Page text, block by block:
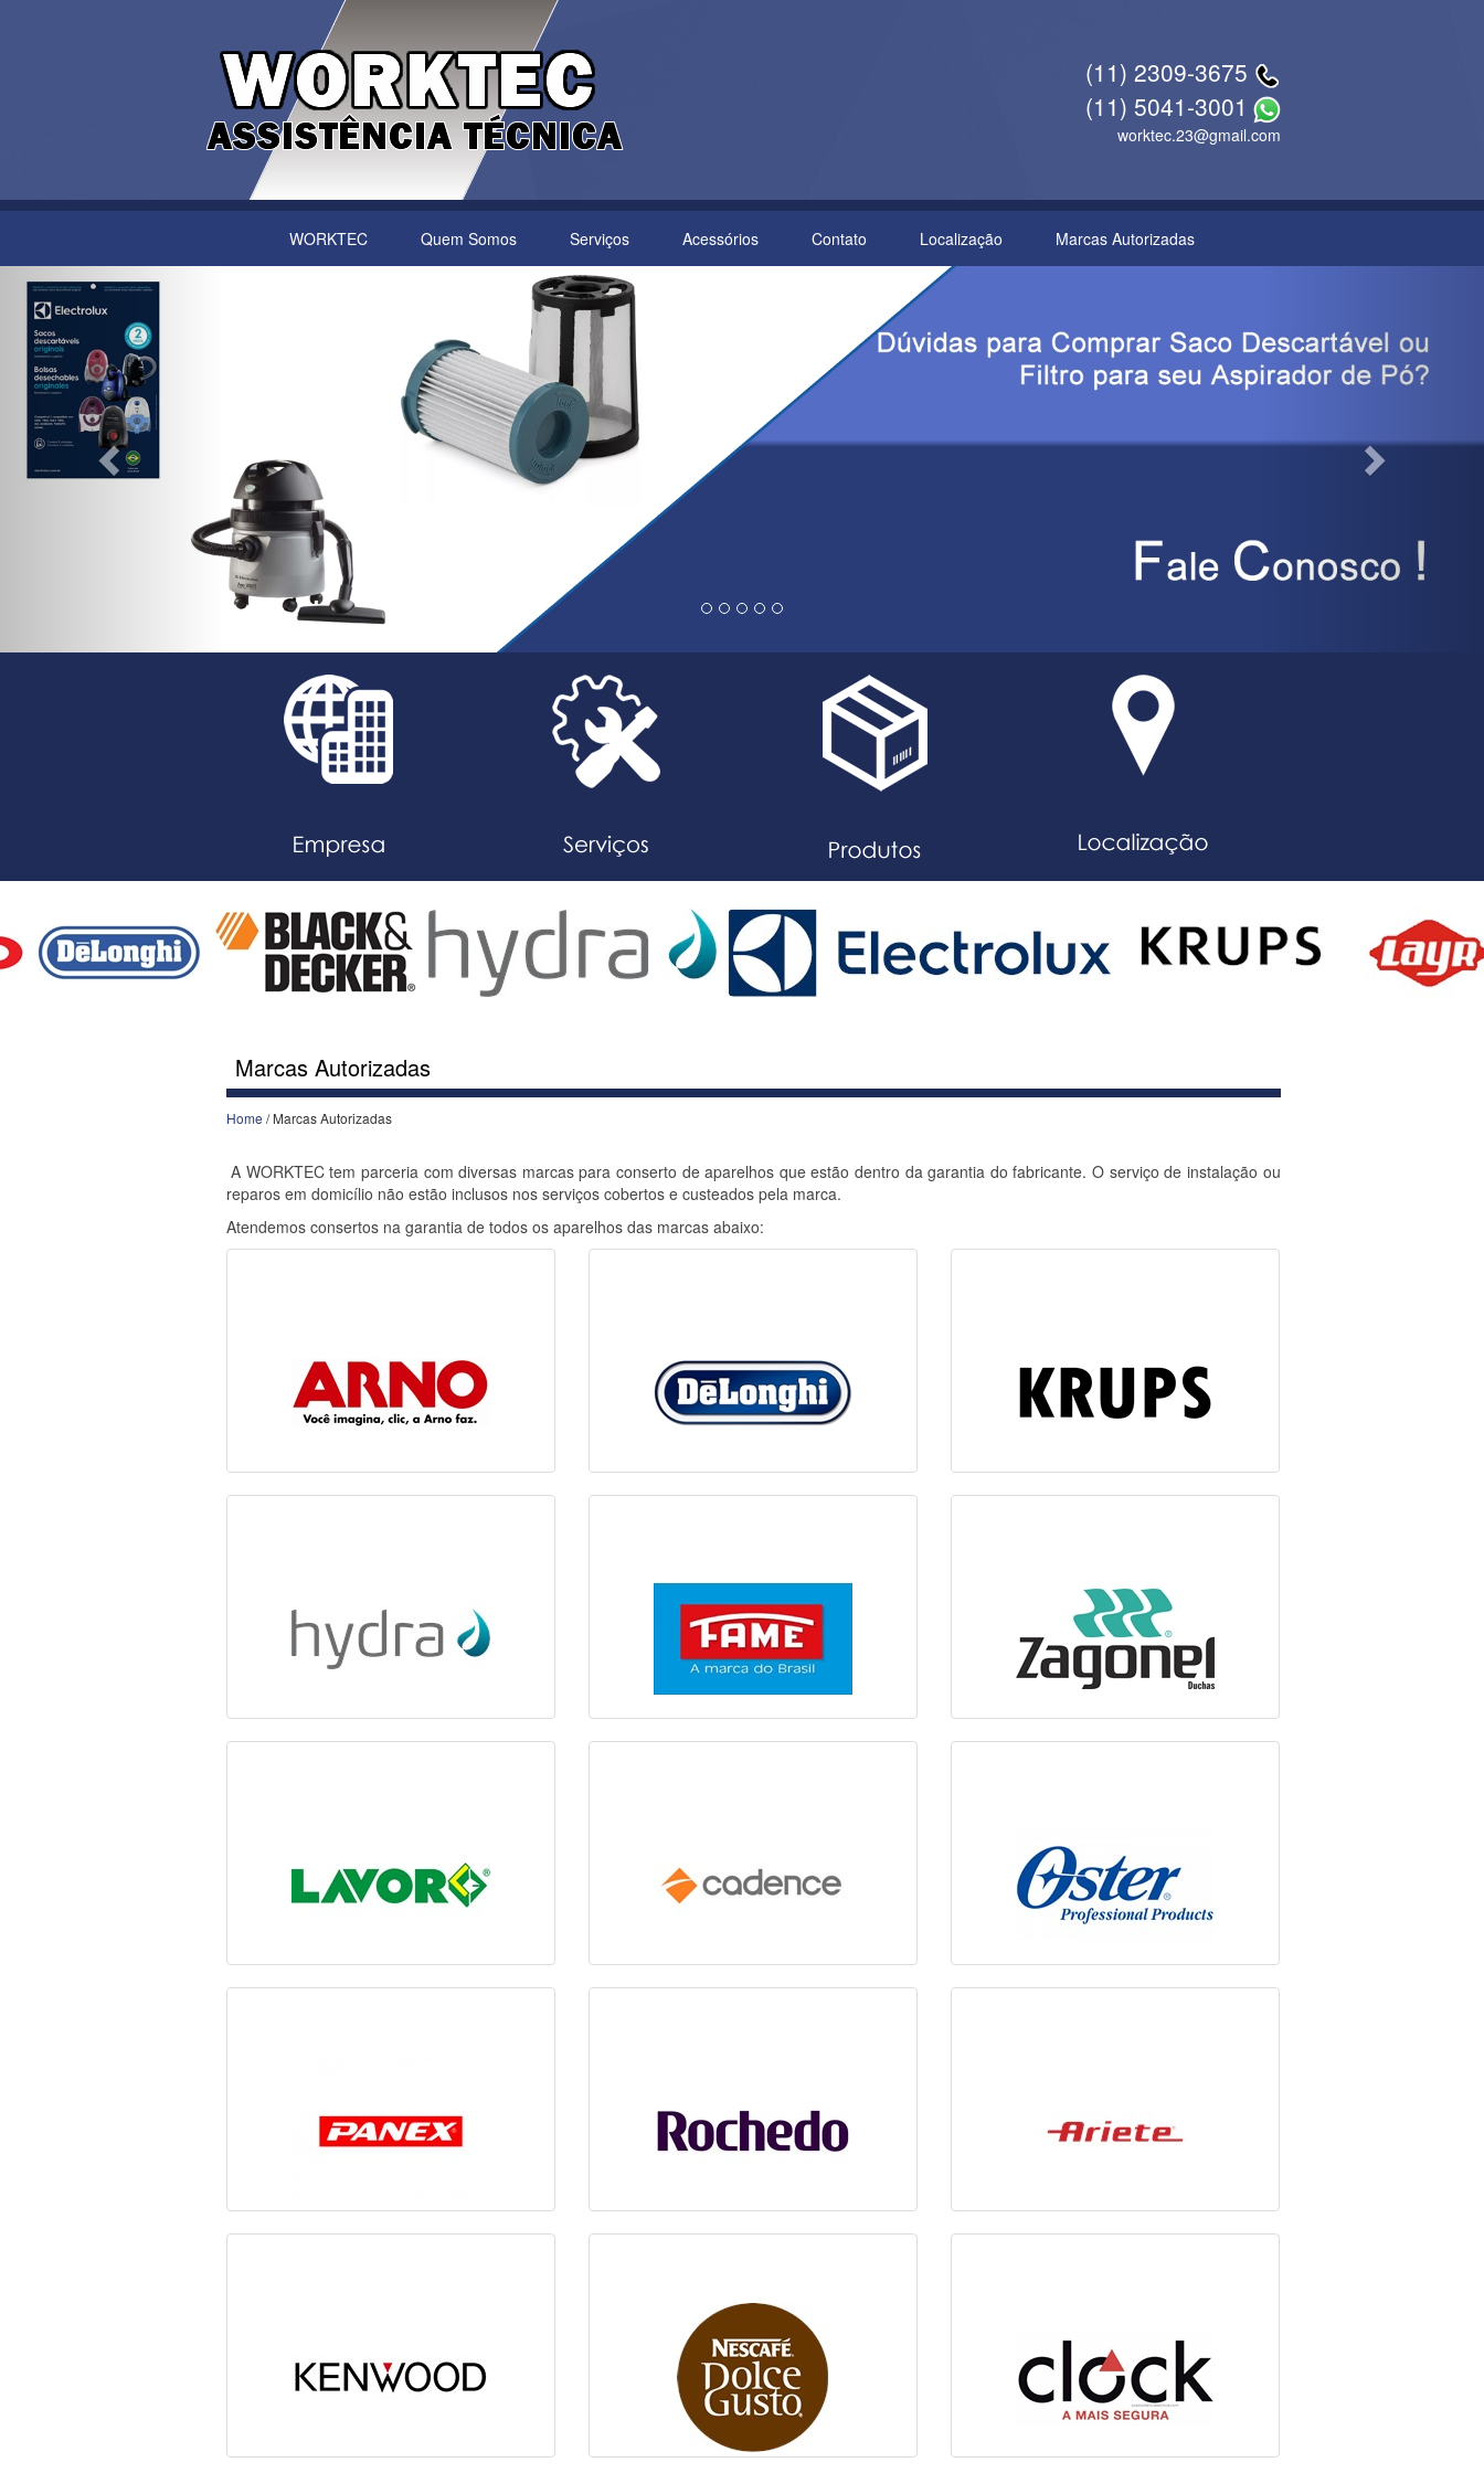
(11) 2309-3675
(11) 5041-3001
worktec.23@gmail.com
WORKTEC Quem Somos Serviços Acessórios Contato Localização Marcas Autorizadas
Previous
Marcas Autorizadas
Home / Marcas Autorizadas
A WORKTEC tem parceria com diversas marcas para conserto de aparelhos que estão dentro da garantia do fabricante. O serviço de instalação ou
reparos em domicílio não estão inclusos nos serviços cobertos e custeados pela marca.
Atendemos consertos na garantia de todos os aparelhos das marcas abaixo: